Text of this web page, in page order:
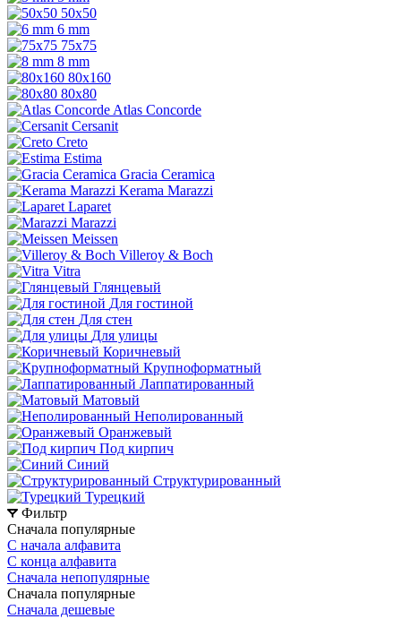
50x50
6 mm
75х75
8 mm
80x160
80x80
Atlas Concorde
Cersanit
Creto
Estima
Gracia Ceramica
Kerama Marazzi
Laparet
Marazzi
Meissen
Villeroy & Boch
Vitra
Глянцевый
Для гостиной
Для стен
Для улицы
Коричневый
Крупноформатный
Лаппатированный
Матовый
Неполированный
Оранжевый
Под кирпич
Синий
Структурированный
Турецкий
Фильтр
Сначала популярные
С начала алфавита
С конца алфавита
Сначала непопулярные
Сначала популярные
Сначала дешевые